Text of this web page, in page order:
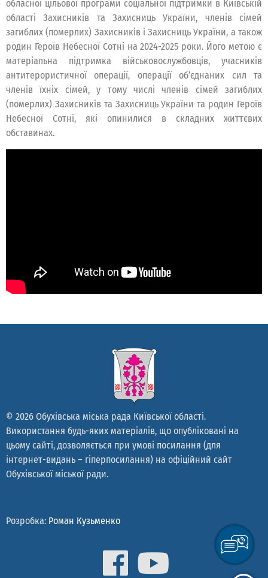
обласної цільової програми соціальної підтримки в Київській
області Захисників та Захисниць України, членів сімей
загиблих (померлих) Захисників і Захисниць України, а також
родин Героїв Небесної Сотні на 2024-2025 роки. Його метою є
матеріальна підтримка військовослужбовців, учасників
антитерористичної операції, операції об’єднаних сил та
членів їхніх сімей, у тому числі членів сімей загиблих
(померлих) Захисників та Захисниць України та родин Героїв
Небесної Сотні, які опинилися в складних життєвих
обставинах.
© 2026 Обухівська міська рада Київської області.
Використання будь-яких матеріалів, що опубліковані на
цьому сайті, дозволяється при умові посилання (для
інтернет-видань – гіперпосилання) на офіційний сайт
Обухівської міської ради.
Розробка: Роман Кузьменко